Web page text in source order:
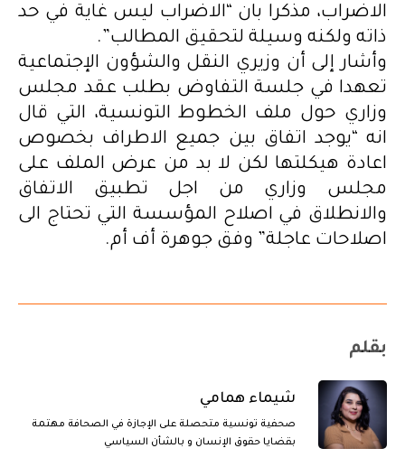
الاضراب، مذكرا بان “الاضراب ليس غاية في حد
ذاته ولكنه وسيلة لتحقيق المطالب”.
وأشار إلى أن وزيري النقل والشؤون الإجتماعية
تعهدا في جلسة التفاوض بطلب عقد مجلس
وزاري حول ملف الخطوط التونسية، التي قال
انه “يوجد اتفاق بين جميع الاطراف بخصوص
اعادة هيكلتها لكن لا بد من عرض الملف على
مجلس وزاري من اجل تطبيق الاتفاق
والانطلاق في اصلاح المؤسسة التي تحتاج الى
اصلاحات عاجلة” وفق جوهرة أف أم.
بقلم
شيماء همامي
صحفية تونسية متحصلة على الإجازة في الصحافة مهتمة
بقضايا حقوق الإنسان و بالشأن السياسي